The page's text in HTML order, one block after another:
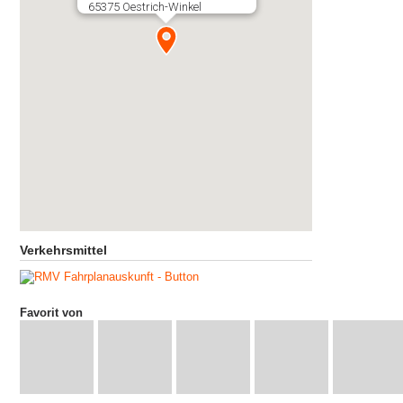
65375 Oestrich-Winkel
Verkehrsmittel
Favorit von